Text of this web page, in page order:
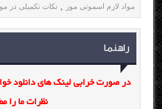
مواد لازم اسموتی موز , نکات تکمیلی در
راهنما
در صورت خرابی لینک های دانلود
نظرات ما را